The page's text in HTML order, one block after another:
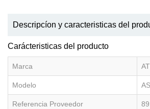
Descripcíon y caracteristicas del
Carácteristicas del producto
Marca
Modelo
Referencia Proveedor